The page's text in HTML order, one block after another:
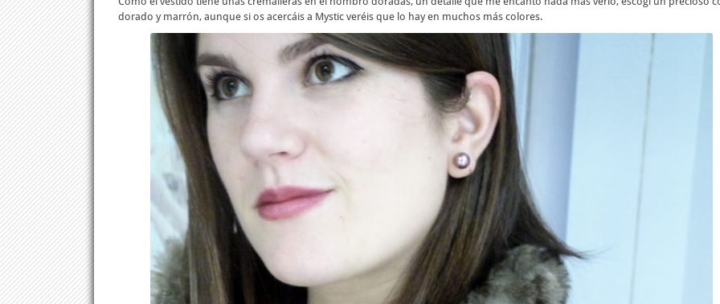
dorado y marrón, aunque si os acercáis a Mystic veréis que lo hay en muchos más colores.